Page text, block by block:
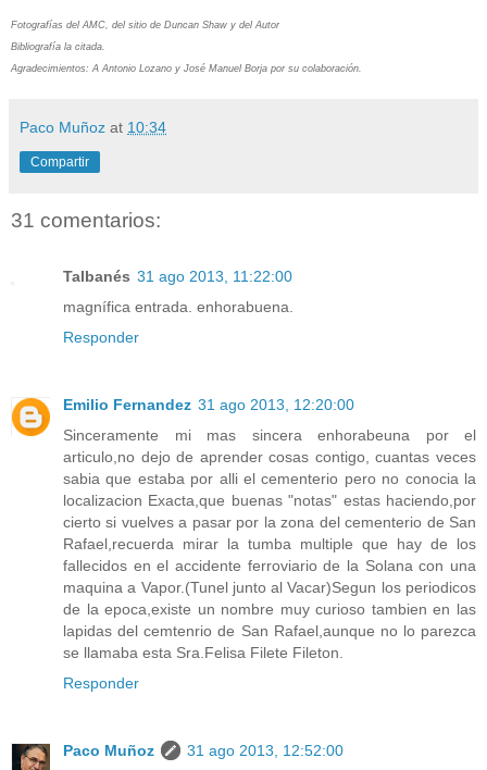
Fotografías del AMC, del sitio de Duncan Shaw y del Autor
Bibliografía la citada.
Agradecimientos: A Antonio Lozano y José Manuel Borja por su colaboración.
Paco Muñoz at 10:34
Compartir
31 comentarios:
Talbanés 31 ago 2013, 11:22:00
magnífica entrada. enhorabuena.
Responder
Emilio Fernandez 31 ago 2013, 12:20:00
Sinceramente mi mas sincera enhorabeuna por el
articulo,no dejo de aprender cosas contigo, cuantas veces
sabia que estaba por alli el cementerio pero no conocia la
localizacion Exacta,que buenas "notas" estas haciendo,por
cierto si vuelves a pasar por la zona del cementerio de San
Rafael,recuerda mirar la tumba multiple que hay de los
fallecidos en el accidente ferroviario de la Solana con una
maquina a Vapor.(Tunel junto al Vacar)Segun los periodicos
de la epoca,existe un nombre muy curioso tambien en las
lapidas del cemtenrio de San Rafael,aunque no lo parezca
se llamaba esta Sra.Felisa Filete Fileton.
Responder
Paco Muñoz
31 ago 2013, 12:52:00